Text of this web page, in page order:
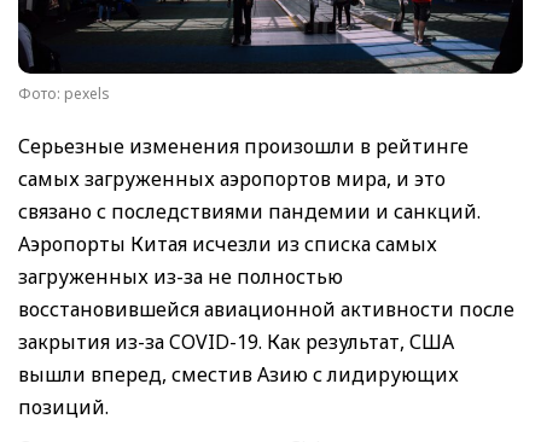
Фото: pexels
Серьезные изменения произошли в рейтинге
самых загруженных аэропортов мира, и это
связано с последствиями пандемии и санкций.
Аэропорты Китая исчезли из списка самых
загруженных из-за не полностью
восстановившейся авиационной активности после
закрытия из-за COVID-19. Как результат, США
вышли вперед, сместив Азию с лидирующих
позиций.